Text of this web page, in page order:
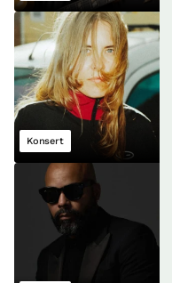
Konsert